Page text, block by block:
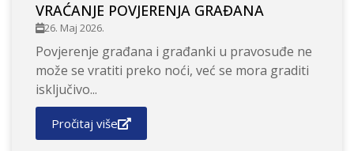
VRAĆANJE POVJERENJA GRAĐANA
26. Maj 2026.
Povjerenje građana i građanki u pravosuđe ne
može se vratiti preko noći, već se mora graditi
isključivo...
Pročitaj više